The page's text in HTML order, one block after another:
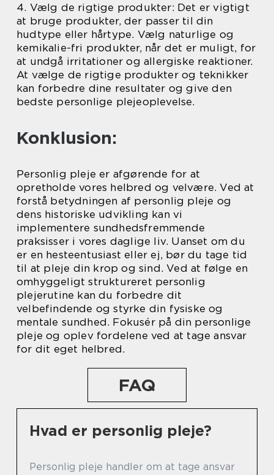
4. Vælg de rigtige produkter: Det er vigtigt
at bruge produkter, der passer til din
hudtype eller hårtype. Vælg naturlige og
kemikalie-fri produkter, når det er muligt, for
at undgå irritationer og allergiske reaktioner.
At vælge de rigtige produkter og teknikker
kan forbedre dine resultater og give den
bedste personlige plejeoplevelse.
Konklusion:
Personlig pleje er afgørende for at
opretholde vores helbred og velvære. Ved at
forstå betydningen af personlig pleje og
dens historiske udvikling kan vi
implementere sundhedsfremmende
praksisser i vores daglige liv. Uanset om du
er en hesteentusiast eller ej, bør du tage tid
til at pleje din krop og sind. Ved at følge en
omhyggeligt struktureret personlig
plejerutine kan du forbedre dit
velbefindende og styrke din fysiske og
mentale sundhed. Fokusér på din personlige
pleje og oplev fordelene ved at tage ansvar
for dit eget helbred.
FAQ
Hvad er personlig pleje?
Personlig pleje handler om at tage ansvar